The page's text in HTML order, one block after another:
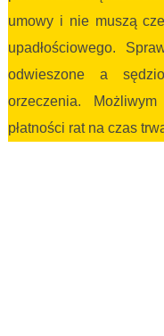
umowy i nie muszą
upadłościowego.
odwieszone a
orzeczenia.
płatności rat na czas